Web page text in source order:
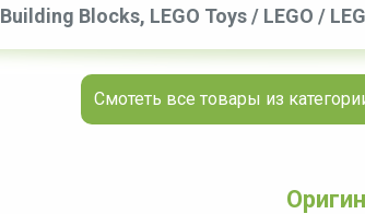
Building Blocks, LEGO Toys/ LEGO /
Смотеть все товары из